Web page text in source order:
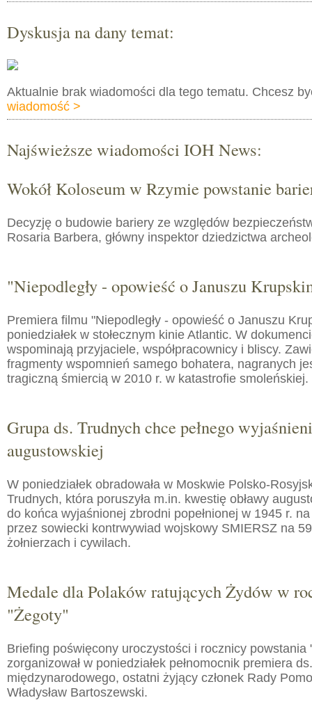
Dyskusja na dany temat:
Aktualnie brak wiadomości dla tego tematu. Chcesz
wiadomość >
Najświeższe wiadomości IOH News:
Wokół Koloseum w Rzymie powstanie
Decyzję o budowie bariery ze względów
Rosaria Barbera, główny inspektor dziedzictwa
"Niepodległy - opowieść o Januszu
Premiera filmu "Niepodległy - opowieść o Januszu
poniedziałek w stołecznym kinie Atlantic. W
wspominają przyjaciele, współpracownicy i bliscy.
fragmenty wspomnień samego bohatera, nagranych
tragiczną śmiercią w 2010 r. w katastrofie smoleńskiej.
Grupa ds. Trudnych chce pełnego
augustowskiej
W poniedziałek obradowała w Moskwie Polsko-
Trudnych, która poruszyła m.in. kwestię obławy
do końca wyjaśnionej zbrodni popełnionej w 1945 r.
przez sowiecki kontrwywiad wojskowy SMIERSZ na
żołnierzach i cywilach.
Medale dla Polaków ratujących Żydów w
"Żegoty"
Briefing poświęcony uroczystości i rocznicy powstania
zorganizował w poniedziałek pełnomocnik premiera
międzynarodowego, ostatni żyjący członek Rady
Władysław Bartoszewski.